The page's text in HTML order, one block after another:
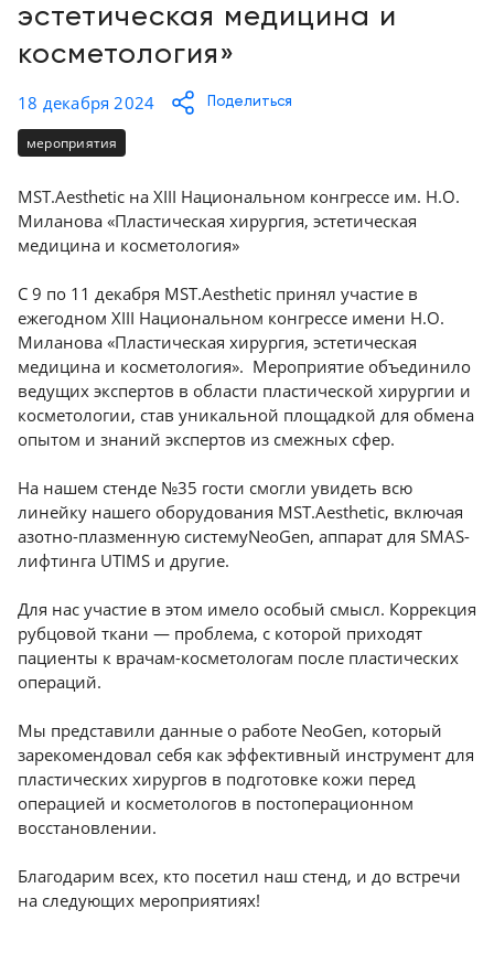
Trade-
и
оплата
Карьера
Отзывы
товарах
Контакты
8
(800)
500-
93
Краснодар
эстетическая медицина и
косметология»
18 декабря 2024 Поделиться
мероприятия
MST.Aesthetic на XIII Национальном конгрессе им. Н.О.
Миланова «Пластическая хирургия, эстетическая
медицина и косметология»
С 9 по 11 декабря MST.Aesthetic принял участие в
ежегодном XIII Национальном конгрессе имени Н.О.
Миланова «Пластическая хирургия, эстетическая
медицина и косметология». Мероприятие объединило
ведущих экспертов в области пластической хирургии и
косметологии, став уникальной площадкой для обмена
опытом и знаний экспертов из смежных сфер.
На нашем стенде №35 гости смогли увидеть всю
линейку нашего оборудования MST.Aesthetic, включая
азотно-плазменную системуNeoGen, аппарат для SMAS-
лифтинга UTIMS и другие.
Для нас участие в этом имело особый смысл. Коррекция
рубцовой ткани — проблема, с которой приходят
пациенты к врачам-косметологам после пластических
операций.
Мы представили данные о работе NeoGen, который
зарекомендовал себя как эффективный инструмент для
пластических хирургов в подготовке кожи перед
операцией и косметологов в постоперационном
восстановлении.
Благодарим всех, кто посетил наш стенд, и до встречи
на следующих мероприятиях!